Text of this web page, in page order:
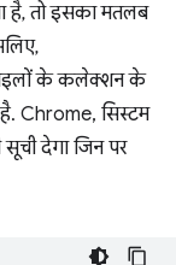
है, तो इसका मतलब
के कलेक्शन के
Chrome, सिस्टम
देगा जिन पर